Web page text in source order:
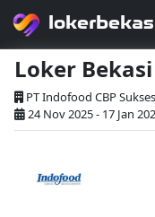
Loker Bekasi
PT Indofood CBP
24 Nov 2025 - 17 Jan